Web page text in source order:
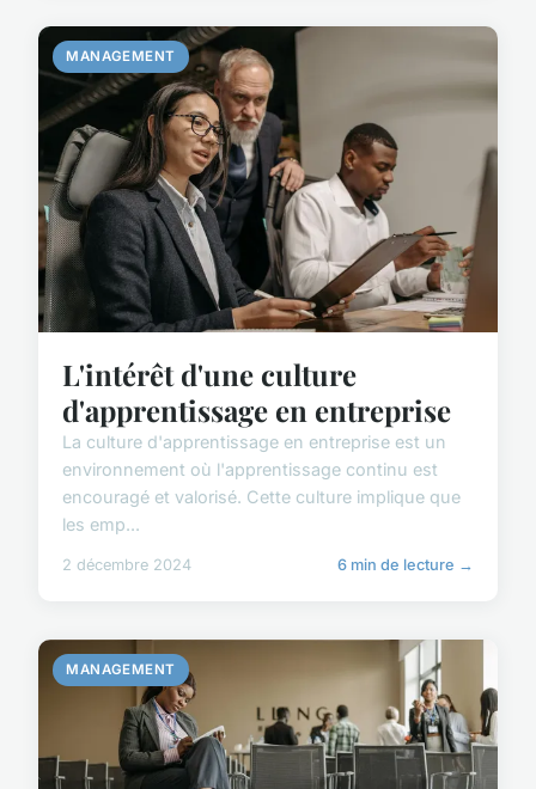
MANAGEMENT
L'intérêt d'une culture
d'apprentissage en entreprise
La culture d'apprentissage en entreprise est un
environnement où l'apprentissage continu est
encouragé et valorisé. Cette culture implique que
les emp...
2 décembre 2024 6 min de lecture →
MANAGEMENT